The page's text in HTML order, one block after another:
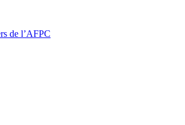
de l’AFPC